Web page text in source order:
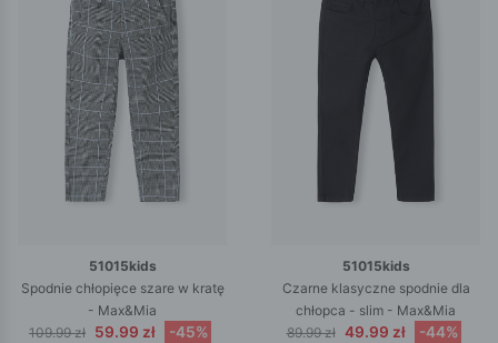
51015kids
Spodnie chłopięce szare w kratę
- Max&Mia
109.99 zł 59.99 zł -45%
51015kids
Czarne klasyczne spodnie dla
chłopca - slim - Max&Mia
89.99 zł 49.99 zł -44%